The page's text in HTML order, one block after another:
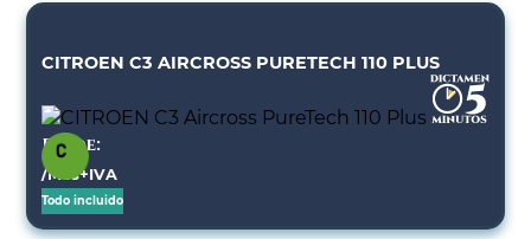
CITROEN C3 AIRCROSS PURETECH 110 PLUS
Desde:
/Mes+IVA
Todo incluido